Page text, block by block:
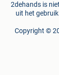
2dehands is
uit het
Copyright ©